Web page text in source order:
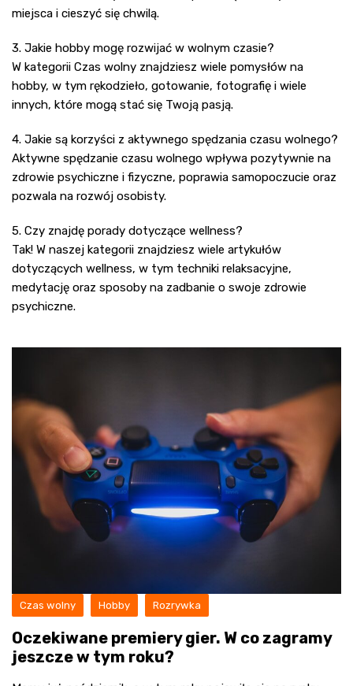
miejsca i cieszyć się chwilą.
3. Jakie hobby mogę rozwijać w wolnym czasie?
W kategorii Czas wolny znajdziesz wiele pomysłów na
hobby, w tym rękodzieło, gotowanie, fotografię i wiele
innych, które mogą stać się Twoją pasją.
4. Jakie są korzyści z aktywnego spędzania czasu wolnego?
Aktywne spędzanie czasu wolnego wpływa pozytywnie na
zdrowie psychiczne i fizyczne, poprawia samopoczucie oraz
pozwala na rozwój osobisty.
5. Czy znajdę porady dotyczące wellness?
Tak! W naszej kategorii znajdziesz wiele artykułów
dotyczących wellness, w tym techniki relaksacyjne,
medytację oraz sposoby na zadbanie o swoje zdrowie
psychiczne.
Czas wolny Hobby Rozrywka
Oczekiwane premiery gier. W co zagramy
jeszcze w tym roku?